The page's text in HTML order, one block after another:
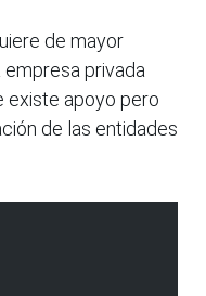
de mayor
privada
existe apoyo pero
de las entidades